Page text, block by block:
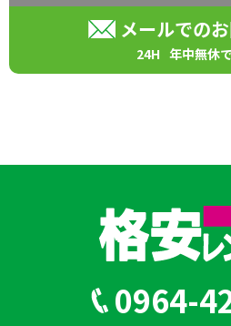
メールでの
24H 年中無休
0964-